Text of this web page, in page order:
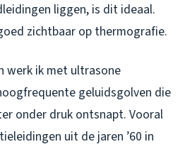
liggen, is dit ideaal.
zichtbaar op thermografie.
werk ik met ultrasone
geluidsgolven die
onder druk ontsnapt. Vooral
uit de jaren ’60 in